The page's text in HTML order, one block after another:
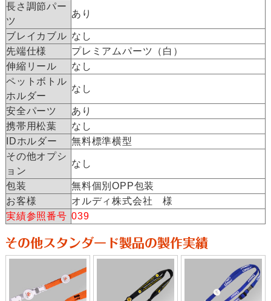
長さ調節パー
ツ
あり
ブレイカブル なし
先端仕様
プレミアムパーツ（白）
伸縮リール
なし
ペットボトル
ホルダー
なし
安全パーツ
あり
携帯用松葉
なし
IDホルダー
無料標準横型
その他オプシ
ョン
なし
包装
無料個別OPP包装
お客様
オルディ株式会社 様
実績参照番号 039